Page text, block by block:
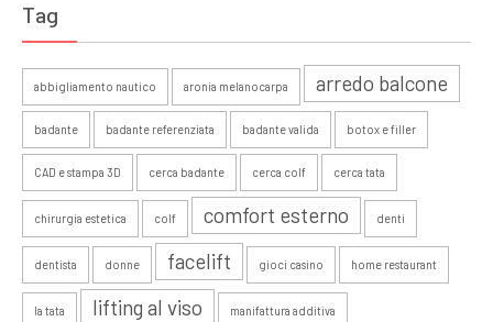
Tag
abbigliamento nautico aronia melanocarpa arredo balcone
badante badante referenziata badante valida botox e filler
CAD e stampa 3D cerca badante cerca colf cerca tata
chirurgia estetica colf comfort esterno denti
dentista donne facelift gioci casino home restaurant
la tata lifting al viso manifattura additiva